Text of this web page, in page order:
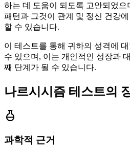
하는 데 도움이 되도록 고안되었으
패턴과 그것이 관계 및 정신 건강
할 수 있습니다.
이 테스트를 통해 귀하의 성격에
수 있으며, 이는 개인적인 성장과
째 단계가 될 수 있습니다.
나르시시즘 테스트의
과학적 근거